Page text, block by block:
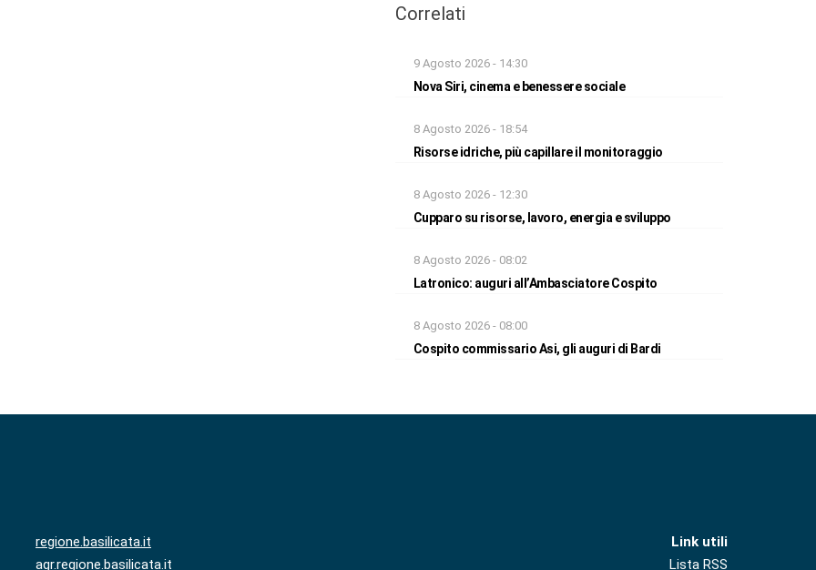
Correlati
9 Agosto 2026 - 14:30
Nova Siri, cinema e benessere sociale
8 Agosto 2026 - 18:54
Risorse idriche, più capillare il monitoraggio
8 Agosto 2026 - 12:30
Cupparo su risorse, lavoro, energia e sviluppo
8 Agosto 2026 - 08:02
Latronico: auguri all’Ambasciatore Cospito
8 Agosto 2026 - 08:00
Cospito commissario Asi, gli auguri di Bardi
regione.basilicata.it
agr.regione.basilicata.it
Link utili
Lista RSS